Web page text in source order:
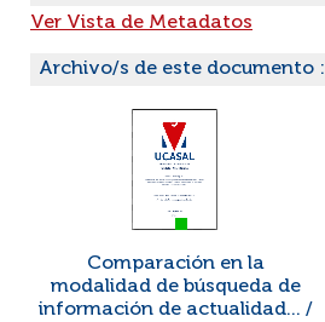
Ver Vista de Metadatos
Archivo/s de este documento :
Comparación en la
modalidad de búsqueda de
información de actualidad... /